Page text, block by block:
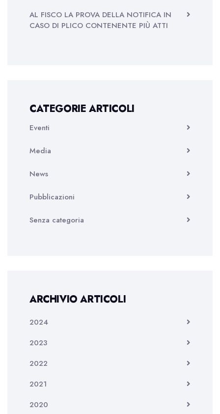
AL FISCO LA PROVA DELLA NOTIFICA IN
CASO DI PLICO CONTENENTE PIÙ ATTI
CATEGORIE ARTICOLI
Eventi
Media
News
Pubblicazioni
Senza categoria
ARCHIVIO ARTICOLI
2024
2023
2022
2021
2020